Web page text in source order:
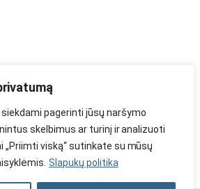
pagerinti jūsų naršymo
skelbimus ar turinį ir analizuoti
viską“ sutinkate su mūsų
Slapukų politika
Be TauBaldai.lt sutikimo draudžiama